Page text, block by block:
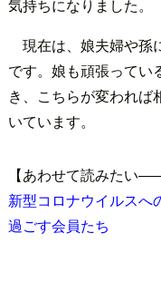
気持ちになりました。
現在は、娘夫婦や孫
です。娘も頑張ってい
き、こちらが変われば
いています。
【あわせて読みたい
新型コロナウイルス
過ごす会員たち